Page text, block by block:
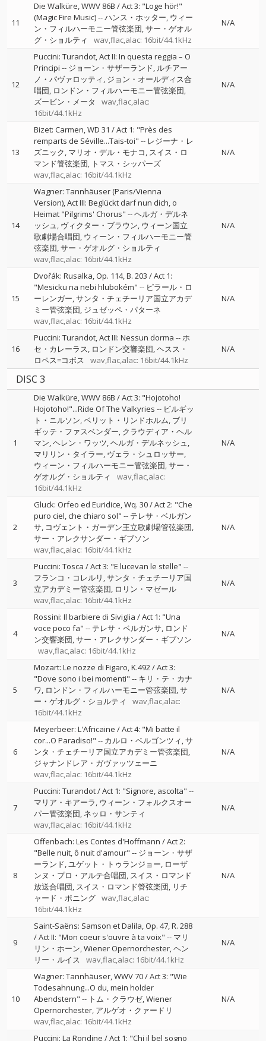
11
Die Walküre, WWV 86B / Act 3: "Loge hör!"
(Magic Fire Music)--ハンス・ホッター ウィー
ン・フィルハーモニー管弦楽団 サー・ゲオル
グ・ショルティ
wav,flac,alac: 16bit/44.1kHz
N/A
12
Puccini: Turandot, Act II: In questa reggia – O
Principi -- ジョーン・サザーランド ルチアー
ノ・パヴァロッティ ジョン・オールディス合
唱団 ロンドン・フィルハーモニー管弦楽団
ズービン・メータ
wav,flac,alac:
16bit/44.1kHz
N/A
13
Bizet: Carmen, WD 31 / Act 1: "Près des
remparts de Séville...Tais-toi" -- レジーナ・レ
ズニック マリオ・デル・モナコ スイス・ロ
マンド管弦楽団
トマス・シッパーズ
wav,flac,alac: 16bit/44.1kHz
N/A
14
Wagner: Tannhäuser (Paris/Vienna
Version), Act III: Beglückt darf nun dich, o
Heimat "Pilgrims' Chorus" --ヘルガ・デルネ
ッシュ ヴィクター・ブラウン ウィーン国立
歌劇場合唱団 ウィーン・フィルハーモニー管
弦楽団 サー・ゲオルグ・ショルティ
wav,flac,alac: 16bit/44.1kHz
N/A
15
Dvořák: Rusalka, Op. 114, B. 203 / Act 1:
"Mesicku na nebi hlubokém" -- ピラール・ロ
ーレンガー サンタ・チェチーリア国立アカデ
ミー管弦楽団 ジュゼッペ・パターネ
wav,flac,alac: 16bit/44.1kHz
N/A
16
Puccini: Turandot, Act III: Nessun dorma --ホ
セ・カレーラス ロンドン交響楽団 ヘスス・
ロペス=コボス
wav,flac,alac: 16bit/44.1kHz
N/A
DISC 3
1
Die Walküre, WWV 86B / Act 3: "Hojotoho!
Hojotoho!"...Ride Of The Valkyries -- ビルギッ
ト・ニルソン ベリット・リンドホルム ブリ
ギッテ・ファスベンダー クラウディア・ヘル
マン ヘレン・ワッツ ヘルガ・デルネッシュ
マリリン・タイラー ヴェラ・シュロッサー
ウィーン・フィルハーモニー管弦楽団 サー・
ゲオルグ・ショルティ
wav,flac,alac:
16bit/44.1kHz
N/A
2
Gluck: Orfeo ed Euridice, Wq. 30 / Act 2: "Che
puro ciel, che chiaro sol" -- テレサ・ベルガン
サ コヴェント・ガーデン王立歌劇場管弦楽団
サー・アレクサンダー・ギブソン
wav,flac,alac: 16bit/44.1kHz
N/A
3
Puccini: Tosca / Act 3: "E lucevan le stelle" --
フランコ・コレルリ サンタ・チェチーリア国
立アカデミー管弦楽団 ロリン・マゼール
wav,flac,alac: 16bit/44.1kHz
N/A
4
Rossini: Il barbiere di Siviglia / Act 1: "Una
voce poco fa" -- テレサ・ベルガンサ ロンド
ン交響楽団 サー・アレクサンダー・ギブソン
wav,flac,alac: 16bit/44.1kHz
N/A
5
Mozart: Le nozze di Figaro, K.492 / Act 3:
"Dove sono i bei momenti" -- キリ・テ・カナ
ワ ロンドン・フィルハーモニー管弦楽団 サ
ー・ゲオルグ・ショルティ
wav,flac,alac:
16bit/44.1kHz
N/A
6
Meyerbeer: L'Africaine / Act 4: "Mi batte il
cor...O Paradiso!" -- カルロ・ベルゴンツィ サ
ンタ・チェチーリア国立アカデミー管弦楽団
ジャナンドレア・ガヴァッツェーニ
wav,flac,alac: 16bit/44.1kHz
N/A
7
Puccini: Turandot / Act 1: "Signore, ascolta" --
マリア・キアーラ ウィーン・フォルクスオー
パー管弦楽団 ネッロ・サンティ
wav,flac,alac: 16bit/44.1kHz
N/A
8
Offenbach: Les Contes d'Hoffmann / Act 2:
"Belle nuit, ô nuit d'amour" -- ジョーン・サザ
ーランド ユゲット・トゥランジョー ローザ
ンヌ・プロ・アルテ合唱団 スイス・ロマンド
放送合唱団 スイス・ロマンド管弦楽団 リチ
ャード・ボニング wav,flac,alac:
16bit/44.1kHz
N/A
9
Saint-Saëns: Samson et Dalila, Op. 47, R. 288
/ Act II: "Mon coeur s'ouvre à ta voix" -- マリ
リン・ホーン Wiener Opernorchester ヘン
リー・ルイス
wav,flac,alac: 16bit/44.1kHz
N/A
10
Wagner: Tannhäuser, WWV 70 / Act 3: "Wie
Todesahnung...O du, mein holder
Abendstern" -- トム・クラウゼ Wiener
Opernorchester アルゲオ・クァードリ
wav,flac,alac: 16bit/44.1kHz
N/A
Puccini: La Rondine / Act 1: "Chi il bel sogno